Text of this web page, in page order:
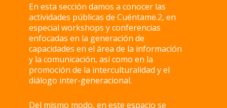
En esta sección damos a conocer las
actividades públicas de Cuéntame.2, en
especial workshops y conferencias
enfocadas en la generación de
capacidades en el área de la información
y la comunicación, así como en la
promoción de la interculturalidad y el
diálogo inter-generacional.
Del mismo modo, en este espacio se